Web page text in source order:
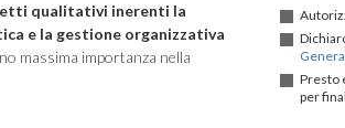
qualitativi inerenti la
e la gestione organizzativa
massima importanza nella
Presto
per